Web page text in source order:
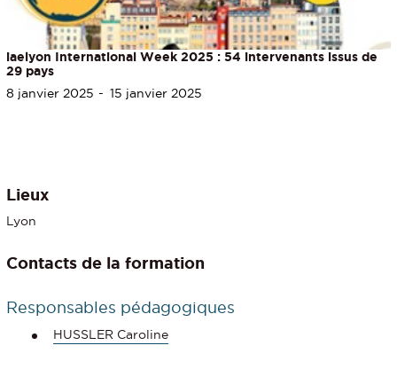
iaelyon International Week 2025 : 54 intervenants issus de
29 pays
8 janvier 2025
15 janvier 2025
Lieux
Lyon
Contacts de la formation
Responsables pédagogiques
HUSSLER Caroline